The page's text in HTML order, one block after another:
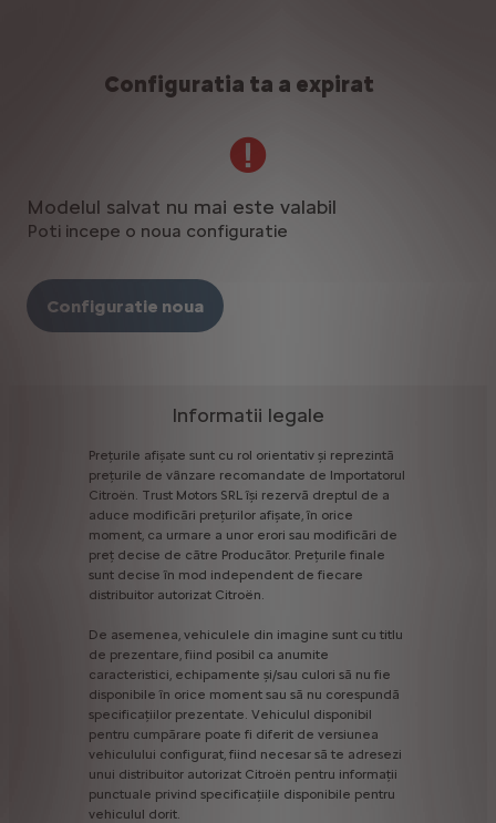
Configuratia ta a expirat
Modelul salvat nu mai este valabil
Poti incepe o noua configuratie
Configuratie noua
Informatii legale
Prețurile afișate sunt cu rol orientativ și reprezintă
prețurile de vânzare recomandate de Importatorul
Citroën. Trust Motors SRL îşi rezervă dreptul de a
aduce modificări prețurilor afișate, în orice
moment, ca urmare a unor erori sau modificări de
preț decise de către Producător. Prețurile finale
sunt decise în mod independent de fiecare
distribuitor autorizat Citroën.
De asemenea, vehiculele din imagine sunt cu titlu
de prezentare, fiind posibil ca anumite
caracteristici, echipamente și/sau culori să nu fie
disponibile în orice moment sau să nu corespundă
specificațiilor prezentate. Vehiculul disponibil
pentru cumpărare poate fi diferit de versiunea
vehiculului configurat, fiind necesar să te adresezi
unui distribuitor autorizat Citroën pentru informații
punctuale privind specificațiile disponibile pentru
vehiculul dorit.